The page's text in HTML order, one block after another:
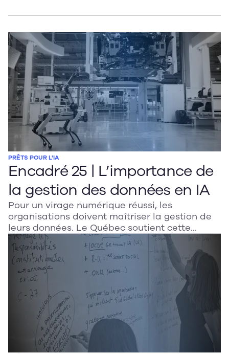
avec les experts : des leviers clés pour créer
vision ambitieuse portée par un écosystème
en pleine effervescence.
PRÊTS POUR L'IA
Encadré 25 | L’importance de
la gestion des données en IA
Pour un virage numérique réussi, les
organisations doivent maîtriser la gestion de
leurs données. Le Québec soutient cette
transition grâce à des programmes comme
l’OTN, et mise sur la formation,
l’accompagnement et l’adoption de pratiques
éthiques pour assurer un développement
responsable de l’IA.